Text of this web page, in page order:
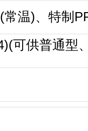
常温)、特制
可供普通型